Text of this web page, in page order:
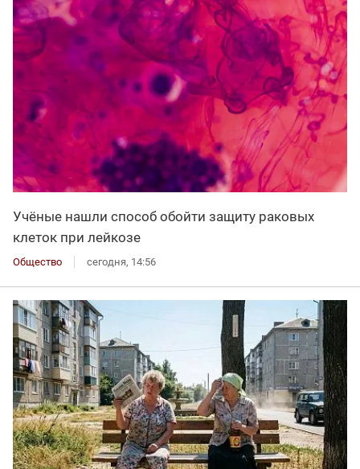
Учёные нашли способ обойти защиту раковых
клеток при лейкозе
Общество сегодня, 14:56